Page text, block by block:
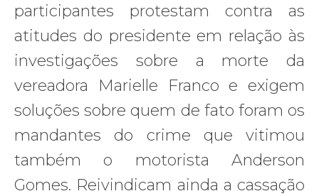
participantes protestam contra as
atitudes do presidente em relação às
investigações sobre a morte da
vereadora Marielle Franco e exigem
soluções sobre quem de fato foram os
mandantes do crime que vitimou
também o motorista Anderson
Gomes. Reivindicam ainda a cassação